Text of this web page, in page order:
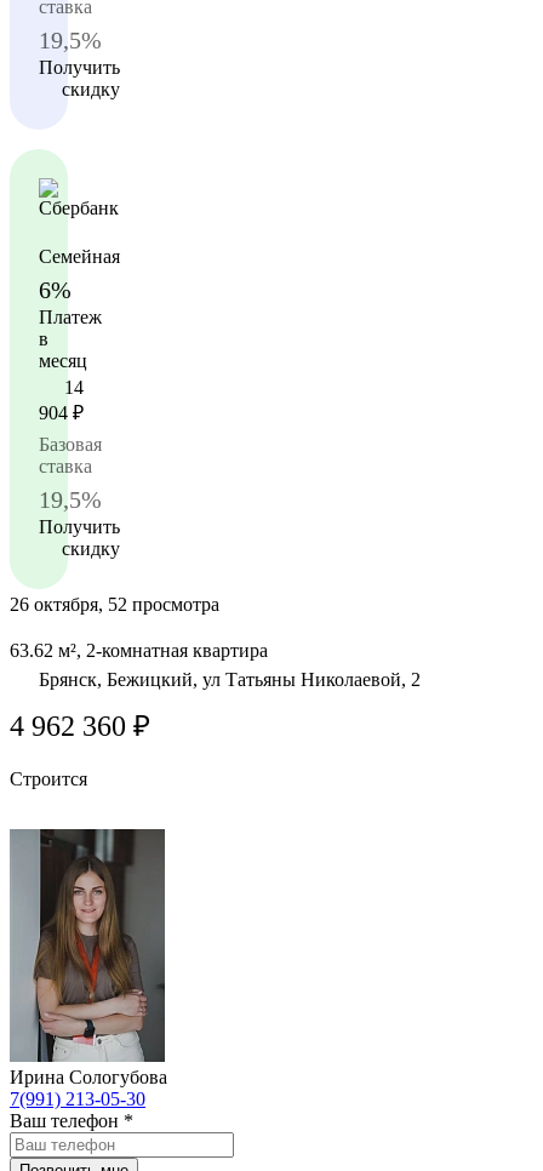
ставка
19,5%
Получить
скидку
Семейная
6%
Платеж
в
месяц
14
904 ₽
Базовая
ставка
19,5%
Получить
скидку
26 октября, 52 просмотра
63.62 м², 2-комнатная квартира
Брянск, Бежицкий, ул Татьяны Николаевой, 2
4 962 360 ₽
Строится
Ирина Сологубова
7(991) 213-05-30
Ваш телефон *